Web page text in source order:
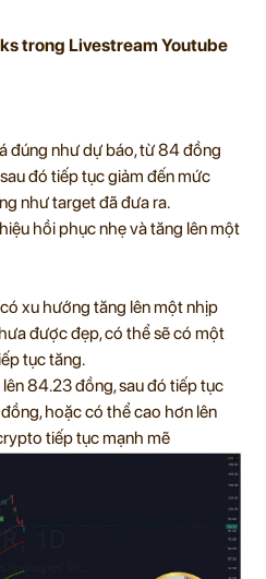
trong Livestream Youtube
đúng như dự báo, từ 84 đồng
đó tiếp tục giảm đến mức
như target đã đưa ra.
hồi phục nhẹ và tăng lên một
xu hướng tăng lên một nhịp
được đẹp, có thể sẽ có một
tục tăng.
84.23 đồng, sau đó tiếp tục
hoặc có thể cao hơn lên
tiếp tục mạnh mẽ